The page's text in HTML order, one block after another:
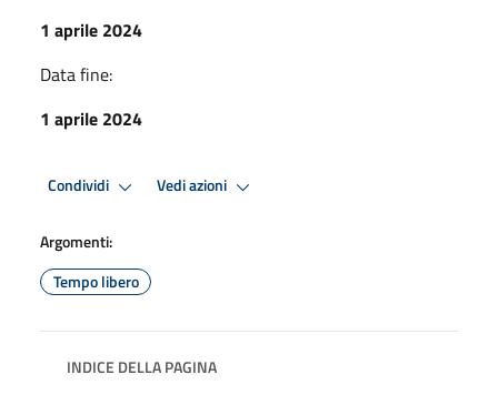
1 aprile 2024
Data fine:
1 aprile 2024
Condividi Vedi azioni
Argomenti:
Tempo libero
INDICE DELLA PAGINA